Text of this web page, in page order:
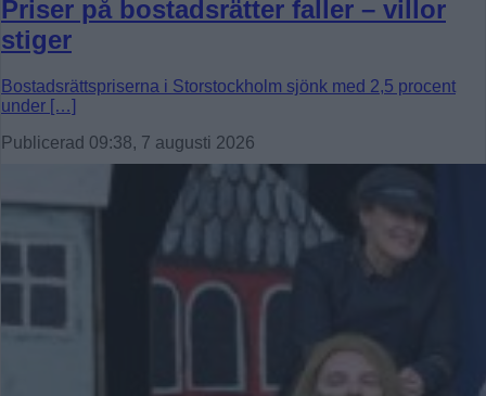
Priser på bostadsrätter faller – villor
stiger
Bostadsrättspriserna i Storstockholm sjönk med 2,5 procent
under […]
Publicerad 09:38, 7 augusti 2026